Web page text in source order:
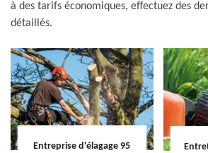
à des tarifs économiques, effectuez des
détaillés.
Entreprise d'élagage 95